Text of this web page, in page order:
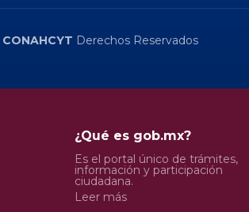
CONAHCYT Derechos Reservados
¿Qué es gob.mx?
Es el portal único de trámites,
información y participación
ciudadana.
Leer más